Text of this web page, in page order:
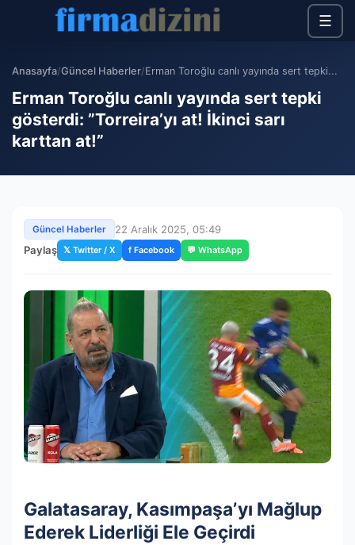
☰
Anasayfa/Güncel Haberler/Erman Toroğlu canlı yayında sert tepki...
Erman Toroğlu canlı yayında sert tepki
gösterdi: ”Torreira’yı at! İkinci sarı
karttan at!”
Güncel Haberler
22 Aralık 2025, 05:49
Paylaş 𝕏 Twitter / X f Facebook 💬 WhatsApp
Galatasaray, Kasımpaşa’yı Mağlup
Ederek Liderliği Ele Geçirdi